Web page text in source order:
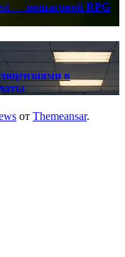
— пошаговой RPG
в
от Themeansar.